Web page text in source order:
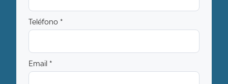
Teléfono *
Email *